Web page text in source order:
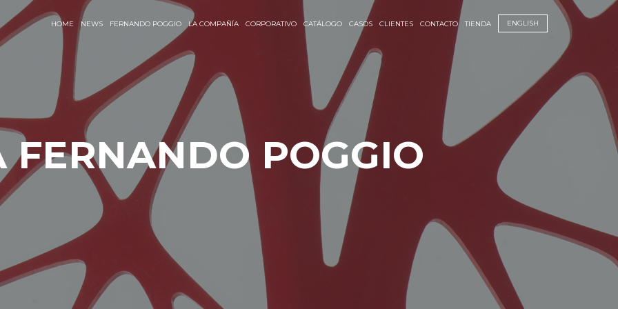
HOME NEWS FERNANDO POGGIO LA COMPAÑÍA CORPORATIVO CATÁLOGO CASOS CLIENTES CONTACTO TIENDA ENGLISH
FERNANDO POGGIO